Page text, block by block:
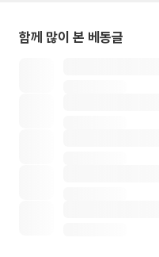
함께 많이 본 베동글